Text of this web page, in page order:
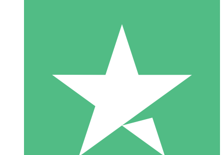
Paquetes de Créditos Individuales
Paga según el uso con créditos de descarga. Sin compromiso
10 00